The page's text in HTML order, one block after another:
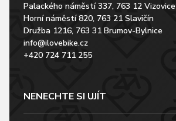
Palackého náměstí 337, 763 12 Vizovice
Horní náměstí 820, 763 21 Slavičín
Družba 1216, 763 31 Brumov-Bylnice
info@ilovebike.cz
+420 724 711 255
NENECHTE SI UJÍT